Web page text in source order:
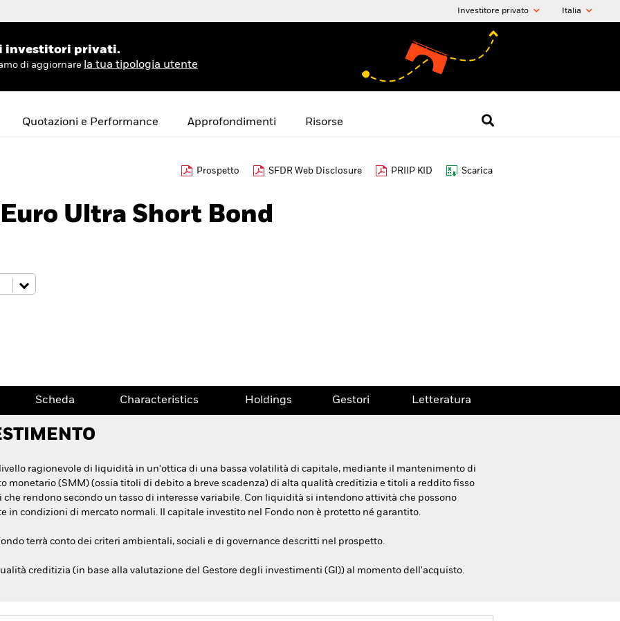
Investitore privato Italia
investitori privati.
di aggiornare la tua tipologia utente
Quotazioni e Performance Approfondimenti Risorse
Prospetto SFDR Web Disclosure PRIIP KID Scarica
Ultra Short Bond
Scheda Characteristics Holdings Gestori Letteratura
livello ragionevole di liquidità in un'ottica di una bassa volatilità di capitale, mediante il mantenimento di
monetario (SMM) (ossia titoli di debito a breve scadenza) di alta qualità creditizia e titoli a reddito fisso
rendono secondo un tasso di interesse variabile. Con liquidità si intendono attività che possono
in condizioni di mercato normali. Il capitale investito nel Fondo non è protetto né garantito.
terrà conto dei criteri ambientali, sociali e di governance descritti nel prospetto.
creditizia (in base alla valutazione del Gestore degli investimenti (GI)) al momento dell'acquisto.